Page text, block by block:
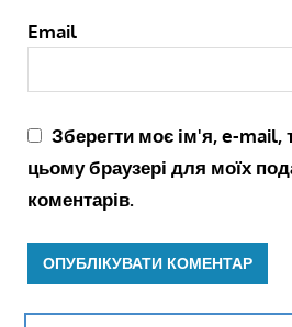
Email
Зберегти моє ім'я, e-mail,
цьому браузері для моїх
коментарів.